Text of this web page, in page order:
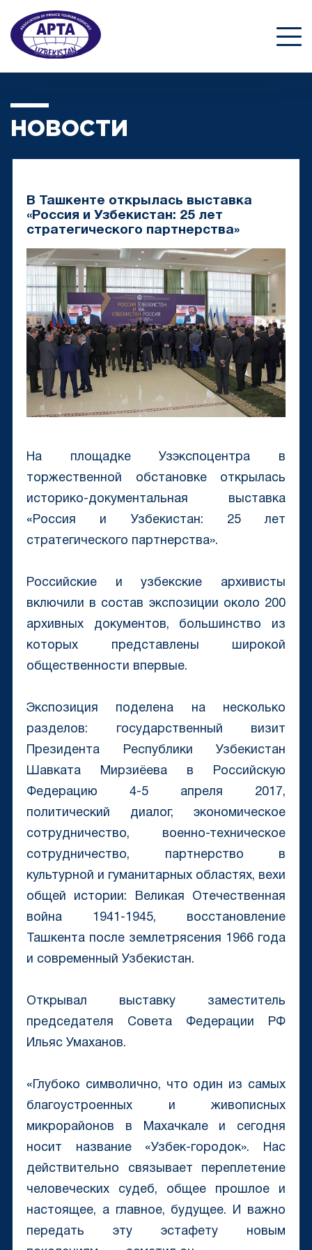
НОВОСТИ
В Ташкенте открылась выставка
«Россия и Узбекистан: 25 лет
стратегического партнерства»
На площадке Узэкспоцентра в
торжественной обстановке открылась
историко-документальная выставка
«Россия и Узбекистан: 25 лет
стратегического партнерства».
Российские и узбекские архивисты
включили в состав экспозиции около 200
архивных документов, большинство из
которых представлены широкой
общественности впервые.
Экспозиция поделена на несколько
разделов: государственный визит
Президента Республики Узбекистан
Шавката Мирзиёева в Российскую
Федерацию 4-5 апреля 2017,
политический диалог, экономическое
сотрудничество, военно-техническое
сотрудничество, партнерство в
культурной и гуманитарных областях, вехи
общей истории: Великая Отечественная
война 1941-1945, восстановление
Ташкента после землетрясения 1966 года
и современный Узбекистан.
Открывал выставку заместитель
председателя Совета Федерации РФ
Ильяс Умаханов.
«Глубоко символично, что один из самых
благоустроенных и живописных
микрорайонов в Махачкале и сегодня
носит название «Узбек-городок». Нас
действительно связывает переплетение
человеческих судеб, общее прошлое и
настоящее, а главное, будущее. И важно
передать эту эстафету новым